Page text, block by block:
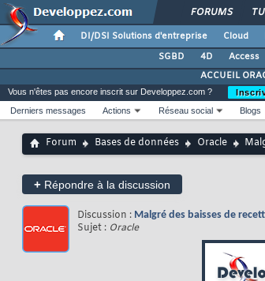
FORUMS
DI/DSI Solutions d'entreprise Cloud
SGBD
4D Access
ACCUEIL
Vous n'êtes pas encore inscrit sur Developpez.com ?
Derniers messages
Actions Réseau social Blogs
Forum Bases de données Oracle
+ Répondre à la discussion
Discussion : Malgré des baisses de
Sujet : Oracle